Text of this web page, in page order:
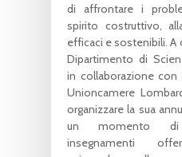
di affrontare i
spirito costruttivo,
efficaci e sostenibili. A
Dipartimento di
in collaborazione con
Unioncamere
organizzare la sua
un momento di
insegnamenti